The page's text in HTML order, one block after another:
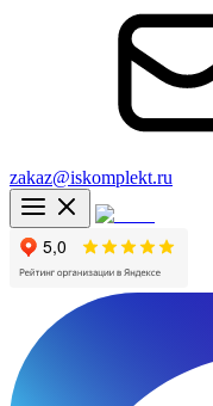
zakaz@iskomplekt.ru